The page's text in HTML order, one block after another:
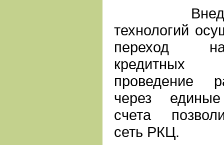
технологий
переход
кредитных
проведение
через единые
счета
сеть РКЦ.